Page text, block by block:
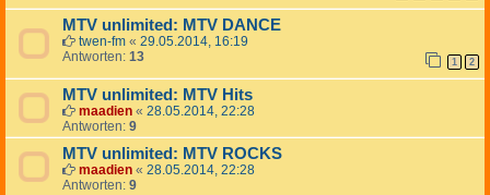
MTV unlimited: MTV DANCE
twen-fm « 29.05.2014, 16:19
Antworten: 13 1 2
MTV unlimited: MTV Hits
maadien « 28.05.2014, 22:28
Antworten: 9
MTV unlimited: MTV ROCKS
maadien « 28.05.2014, 22:28
Antworten: 9